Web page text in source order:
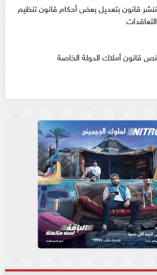
ننشر قانون بتعديل بعض أحكام قانون تنظيم
التعاقدات
نص قانون أملاك الدولة الخاصة